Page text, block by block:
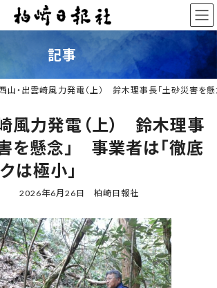
記事
山・出雲崎風力発電（上） 鈴木理事長「土砂災害を
風力発電（上） 鈴木理事
を懸念」 事業者は「徹底
は極小」
最
更
新
日
時
:
2026年6月26日 柏崎日報社